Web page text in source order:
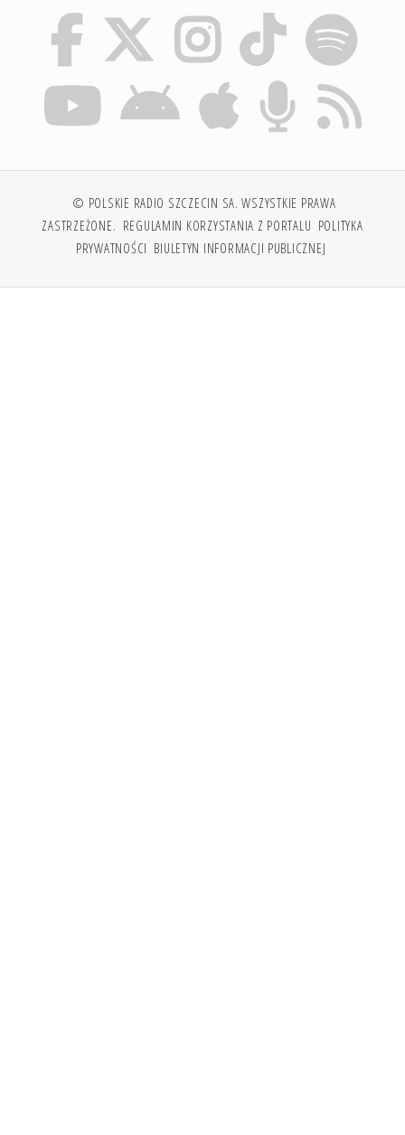
© POLSKIE RADIO SZCZECIN SA. WSZYSTKIE PRAWA
ZASTRZEŻONE. REGULAMIN KORZYSTANIA Z PORTALU POLITYKA
PRYWATNOŚCI BIULETYN INFORMACJI PUBLICZNEJ